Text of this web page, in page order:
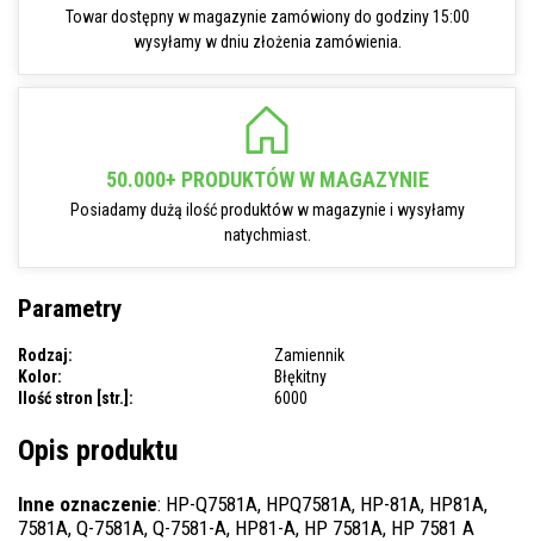
Towar dostępny w magazynie zamówiony do godziny 15:00
wysyłamy w dniu złożenia zamówienia.
50.000+ PRODUKTÓW W MAGAZYNIE
Posiadamy dużą ilość produktów w magazynie i wysyłamy
natychmiast.
Parametry
Rodzaj:
Zamiennik
Kolor:
Błękitny
Ilość stron [str.]:
6000
Opis produktu
Inne oznaczenie: HP-Q7581A, HPQ7581A, HP-81A, HP81A,
7581A, Q-7581A, Q-7581-A, HP81-A, HP 7581A, HP 7581 A